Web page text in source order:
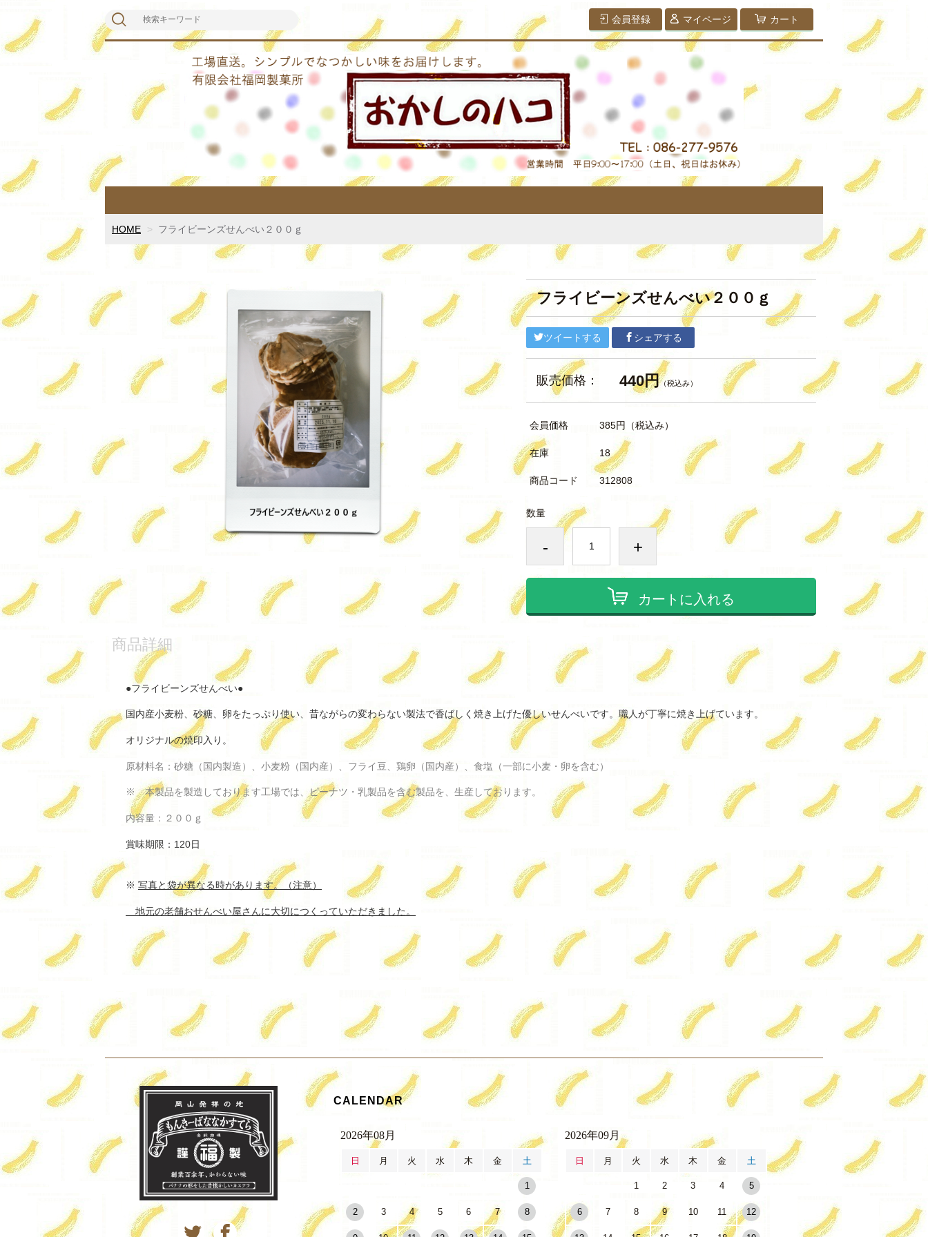
会員登録 マイページ カート
HOME フライビーンズせんべい２００ｇ
フライビーンズせんべい２００ｇ
ツイートする シェアする
販売価格： 440円（税込み）
会員価格 385円 （税込み）
在庫 18
商品コード 312808
数量
- +
カートに入れる
商品詳細
●フライビーンズせんべい●
国内産小麦粉、砂糖、卵をたっぷり使い、昔ながらの変わらない製法で香ばしく焼き上げた優しいせんべいです。職人が丁寧に焼き上げています。
オリジナルの焼印入り。
原材料名：砂糖（国内製造）、小麦粉（国内産）、フライ豆、鶏卵（国内産）、食塩（一部に小麦・卵を含む）
※ 本製品を製造しております工場では、ピーナツ・乳製品を含む製品を、生産しております。
内容量：２００ｇ
賞味期限：120日
※ 写真と袋が異なる時があります。（注意）
地元の老舗おせんべい屋さんに大切につくっていただきました。
CALENDAR
2026年08月
日 月 火 水 木 金 土
1
2 3 4 5 6 7 8
2026年09月
日 月 火 水 木 金 土
1 2 3 4 5
6 7 8 9 10 11 12